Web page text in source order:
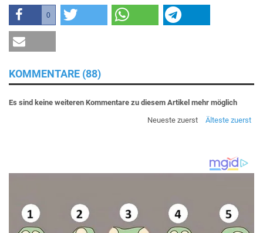
0
KOMMENTARE (88)
Es sind keine weiteren Kommentare zu diesem Artikel mehr möglich
Neueste zuerst
Älteste zuerst